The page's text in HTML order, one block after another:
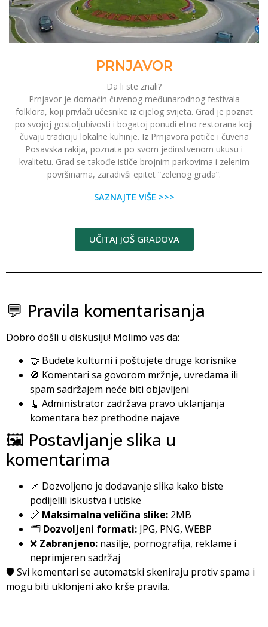
PRNJAVOR
Da li ste znali?
Prnjavor je domaćin čuvenog međunarodnog festivala
folklora, koji privlači učesnike iz cijelog svijeta. Grad je poznat
po svojoj gostoljubivosti i bogatoj ponudi etno restorana koji
čuvaju tradiciju lokalne kuhinje. Iz Prnjavora potiče i čuvena
Posavska rakija, poznata po svom jedinstvenom ukusu i
kvalitetu. Grad se takođe ističe brojnim parkovima i zelenim
površinama, zaradivši epitet “zelenog grada”.
SAZNAJTE VIŠE >>>
UČITAJ JOŠ GRADOVA
💬 Pravila komentarisanja
Dobro došli u diskusiju! Molimo vas da:
🤝 Budete kulturni i poštujete druge korisnike
🚫 Komentari sa govorom mržnje, uvredama ili
spam sadržajem neće biti objavljeni
🧹 Administrator zadržava pravo uklanjanja
komentara bez prethodne najave
🖼️ Postavljanje slika u
komentarima
📌 Dozvoljeno je dodavanje slika kako biste
podijelili iskustva i utiske
📏 Maksimalna veličina slike: 2MB
🗂️ Dozvoljeni formati: JPG, PNG, WEBP
❌ Zabranjeno: nasilje, pornografija, reklame i
neprimjeren sadržaj
🛡️ Svi komentari se automatski skeniraju protiv spama i
mogu biti uklonjeni ako krše pravila.